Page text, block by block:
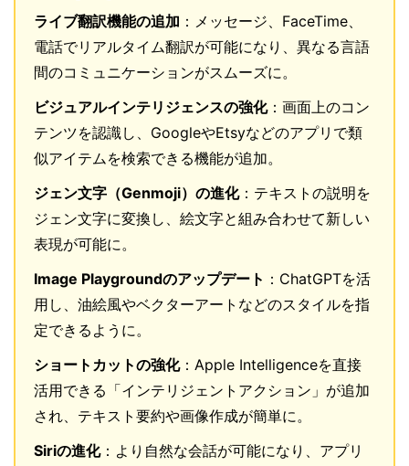
ライブ翻訳機能の追加 ：メッセージ、FaceTime、
電話でリアルタイム翻訳が可能になり、異なる言語
間のコミュニケーションがスムーズに。
ビジュアルインテリジェンスの強化：画面上のコン
テンツを認識し、GoogleやEtsyなどのアプリで類
似アイテムを検索できる機能が追加。
ジェン文字（Genmoji）の進化：テキストの説明を
ジェン文字に変換し、絵文字と組み合わせて新しい
表現が可能に。
Image Playgroundのアップデート ：ChatGPTを活
用し、油絵風やベクターアートなどのスタイルを指
定できるように。
ショートカットの強化：Apple Intelligenceを直接
活用できる「インテリジェントアクション」が追加
され、テキスト要約や画像作成が簡単に。
Siriの進化：より自然な会話が可能になり、アプリ